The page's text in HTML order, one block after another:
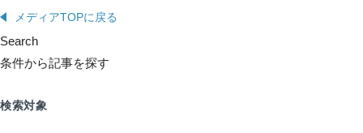
メディアTOPに戻る
Search
条件から記事を探す
検索対象